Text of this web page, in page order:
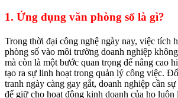
1. Ứng dụng văn phòng số là gì?
Trong thời đại công nghệ ngày nay, việc tích
phòng số vào môi trường doanh nghiệp
mà còn là một bước quan trọng để nâng cao
tạo ra sự linh hoạt trong quản lý công việc.
tranh ngày càng gay gắt, doanh nghiệp cần
để giữ cho hoạt động kinh doanh của họ luôn